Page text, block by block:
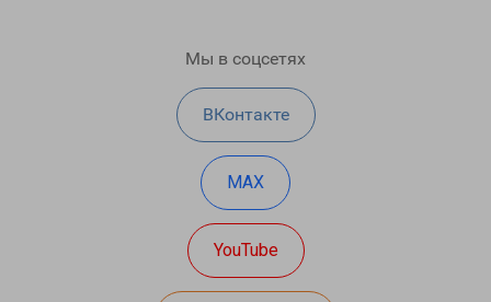
Мы в соцсетях
ВКонтакте
MAX
YouTube